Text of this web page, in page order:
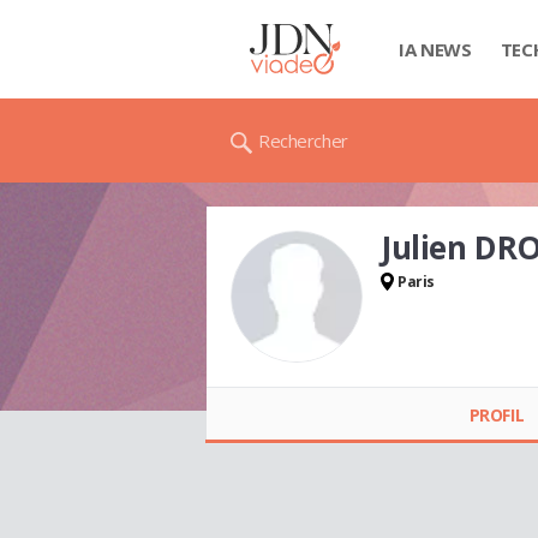
IA NEWS
Rechercher
Julien
Paris
PROFIL